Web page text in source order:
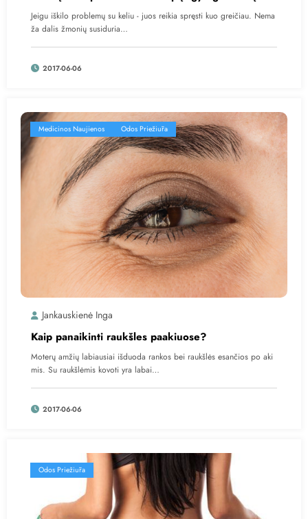
Jeigu iškilo problemų su keliu - juos reikia spręsti kuo greičiau. Nema
ža dalis žmonių susiduria…
2017-06-06
Medicinos Naujienos Odos Priežiūra
Jankauskienė Inga
Kaip panaikinti raukšles paakiuose?
Moterų amžių labiausiai išduoda rankos bei raukšlės esančios po aki
mis. Su raukšlėmis kovoti yra labai…
2017-06-06
Odos Priežiūra